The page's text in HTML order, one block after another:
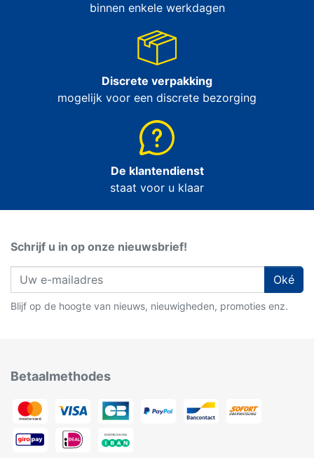
binnen enkele werkdagen
Discrete verpakking
mogelijk voor een discrete bezorging
De klantendienst
staat voor u klaar
Schrijf u in op onze nieuwsbrief!
Oké
Blijf op de hoogte van nieuws, nieuwigheden, promoties enz.
Betaalmethodes